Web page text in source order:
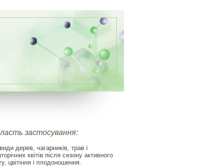
застосування:
дерев, чагарників, трав і
квітів після сезону активного
цвітіння і плодоношення.